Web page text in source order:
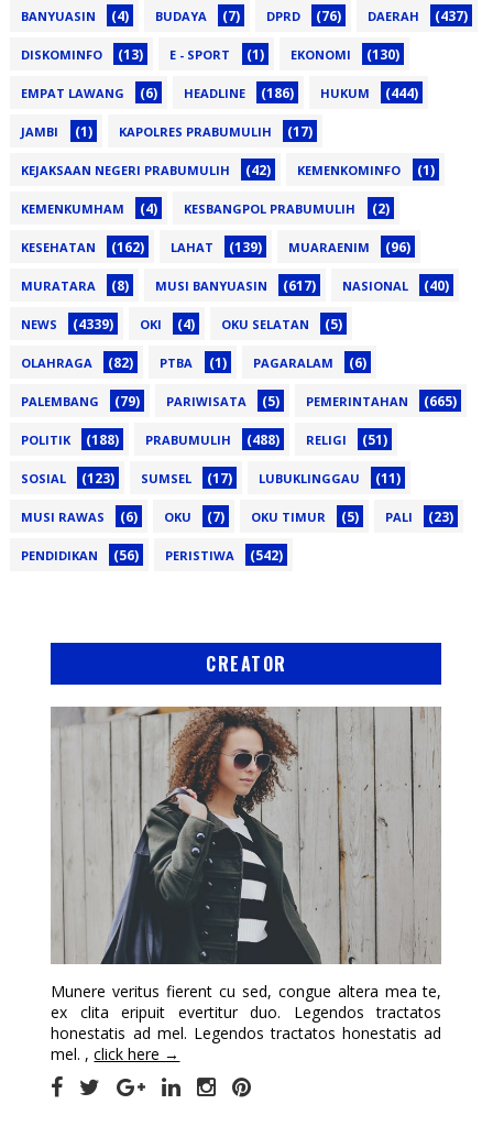
BANYUASIN (4) BUDAYA (7) DPRD (76) DAERAH (437)
DISKOMINFO (13) E - SPORT (1) EKONOMI (130)
EMPAT LAWANG (6) HEADLINE (186) HUKUM (444)
JAMBI (1) KAPOLRES PRABUMULIH (17)
KEJAKSAAN NEGERI PRABUMULIH (42) KEMENKOMINFO (1)
KEMENKUMHAM (4) KESBANGPOL PRABUMULIH (2)
KESEHATAN (162) LAHAT (139) MUARAENIM (96)
MURATARA (8) MUSI BANYUASIN (617) NASIONAL (40)
NEWS (4339) OKI (4) OKU SELATAN (5)
OLAHRAGA (82) PTBA (1) PAGARALAM (6)
PALEMBANG (79) PARIWISATA (5) PEMERINTAHAN (665)
POLITIK (188) PRABUMULIH (488) RELIGI (51)
SOSIAL (123) SUMSEL (17) LUBUKLINGGAU (11)
MUSI RAWAS (6) OKU (7) OKU TIMUR (5) PALI (23)
PENDIDIKAN (56) PERISTIWA (542)
CREATOR
Munere veritus fierent cu sed, congue altera mea te,
ex clita eripuit evertitur duo. Legendos tractatos
honestatis ad mel. Legendos tractatos honestatis ad
mel. ,click here →